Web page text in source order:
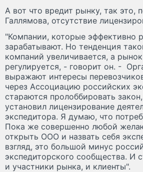
А вот что вредит рынку, так это,
Галлямова, отсутствие
"Компании, которые эффективно
зарабатывают. Но тенденция
компаний увеличивается, а
регулируется, - говорит он. -
выражают интересы
через Ассоциацию российских
стараются пролоббировать
установил лицензирование
экспедитора. Я думаю, что
Пока же совершенно любой
открыть ООО и назвать себя
взгляд, это большой минус
экспедиторского сообщества. И
и участники рынка, и клиенты".